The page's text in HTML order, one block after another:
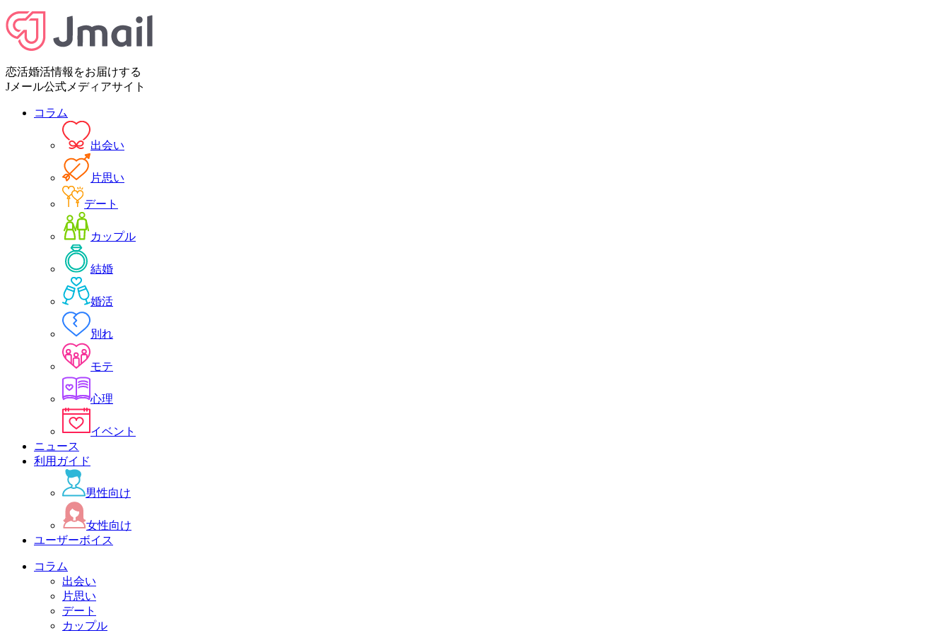
恋活婚活情報をお届けする
Jメール公式メディアサイト
コラム
出会い
片思い
デート
カップル
結婚
婚活
別れ
モテ
心理
イベント
ニュース
利用ガイド
男性向け
女性向け
ユーザーボイス
コラム
出会い
片思い
デート
カップル